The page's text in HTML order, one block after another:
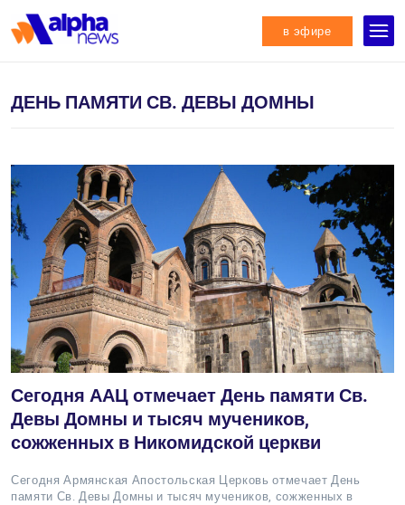
в эфире
ДЕНЬ ПАМЯТИ СВ. ДЕВЫ ДОМНЫ
Сегодня ААЦ отмечает День памяти Св.
Девы Домны и тысяч мучеников,
сожженных в Никомидской церкви
Сегодня Армянская Апостольская Церковь отмечает День
памяти Св. Девы Домны и тысяч мучеников, сожженных в